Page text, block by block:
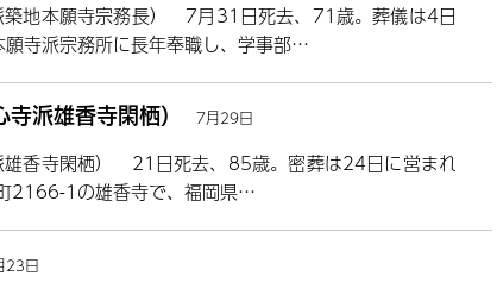
築地本願寺宗務長） 7月31日死去、71歳。葬儀は4日
寺派宗務所に長年奉職し、学事部…
派雄香寺閑栖） 7月29日
雄香寺閑栖） 21日死去、85歳。密葬は24日に営まれ
2166-1の雄香寺で、福岡県…
23日